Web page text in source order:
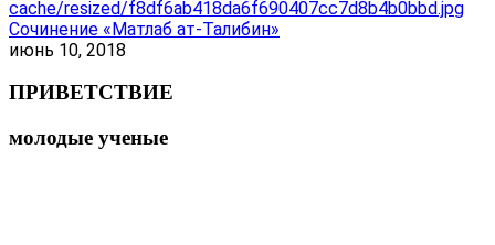
Сочинение «Матлаб ат-Талибин»
июнь 10, 2018
ПРИВЕТСТВИЕ
молодые ученые